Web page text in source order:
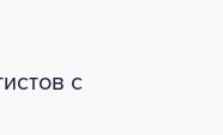
с